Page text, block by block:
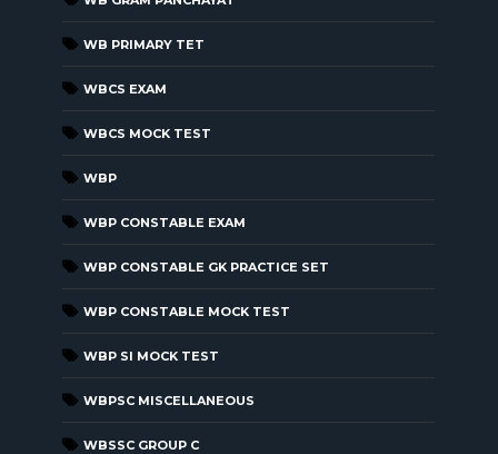
WB PRIMARY TET
WBCS EXAM
WBCS MOCK TEST
WBP
WBP CONSTABLE EXAM
WBP CONSTABLE GK PRACTICE SET
WBP CONSTABLE MOCK TEST
WBP SI MOCK TEST
WBPSC MISCELLANEOUS
WBSSC GROUP C